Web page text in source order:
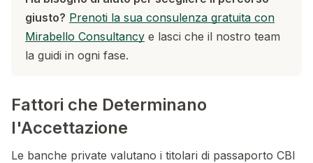
giusto? Prenoti la sua consulenza gratuita con
Mirabello Consultancy e lasci che il nostro team
la guidi in ogni fase.
Fattori che Determinano
l'Accettazione
Le banche private valutano i titolari di passaporto CBI